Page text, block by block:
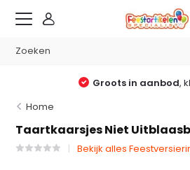
Groots in aanbod,
Home
Taartkaarsjes Niet
Bekijk alles